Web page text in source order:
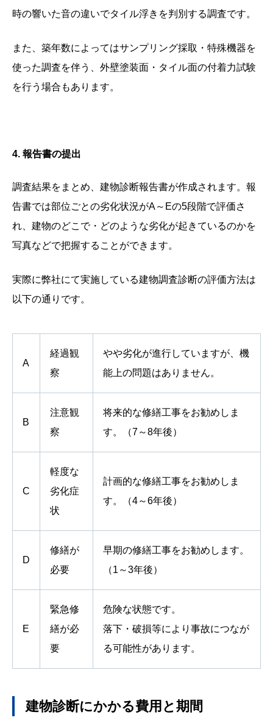
時の響いた音の違いでタイル浮きを判別する調査です。
また、築年数によってはサンプリング採取・特殊機器を
使った調査を伴う、外壁塗装面・タイル面の付着力試験
を行う場合もあります。
4. 報告書の提出
調査結果をまとめ、建物診断報告書が作成されます。報
告書では部位ごとの劣化状況がA～Eの5段階で評価さ
れ、建物のどこで・どのような劣化が起きているのかを
写真などで把握することができます。
実際に弊社にて実施している建物調査診断の評価方法は
以下の通りです。
A
経過観
察
やや劣化が進行していますが、機
能上の問題はありません。
B
注意観
察
将来的な修繕工事をお勧めしま
す。（7～8年後）
C
軽度な
劣化症
状
計画的な修繕工事をお勧めしま
す。（4～6年後）
D
修繕が
必要
早期の修繕工事をお勧めします。
（1 ～3年後）
E
緊急修
繕が必
要
危険な状態です。
落下・破損等により事故につなが
る可能性があります。
建物診断にかかる費用と期間